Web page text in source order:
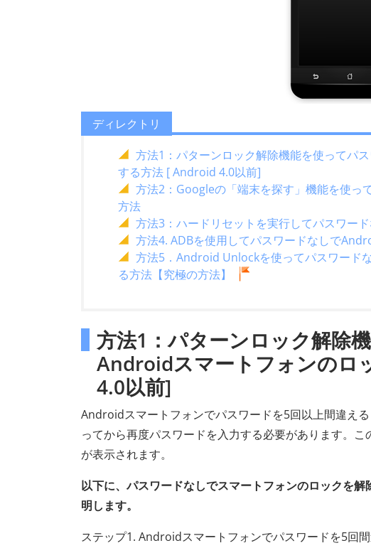
ディレクトリ
方法1：パターンロック解除機能を使ってパ
する方法 [ Android 4.0以前]
方法2：Googleの「端末を探す」機能を使っ
方法
方法3：ハードリセットを実行してパスワー
方法4. ADBを使用してパスワードなしで
方法5．Android Unlockを使ってパスワード
る方法【究極の方法】
方法1：パターンロック解除
Androidスマートフォンのロ
4.0以前]
Androidスマートフォンでパスワードを5回以上間違え
ってから再度パスワードを入力する必要があります。
が表示されます。
以下に、パスワードなしでスマートフォンのロックを
明します。
ステップ1. Androidスマートフォンでパスワードを5回